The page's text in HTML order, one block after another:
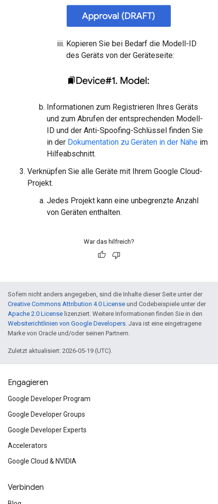
Kopieren Sie bei Bedarf die Modell-ID
des Geräts von der Geräteseite:
Informationen zum Registrieren Ihres Geräts
und zum Abrufen der entsprechenden Modell-
ID und der Anti-Spoofing-Schlüssel finden Sie
in der Dokumentation zu Geräten in der Nähe im
Hilfeabschnitt.
Verknüpfen Sie alle Geräte mit Ihrem Google Cloud-
Projekt.
Jedes Projekt kann eine unbegrenzte Anzahl
von Geräten enthalten.
War das hilfreich?
Sofern nicht anders angegeben, sind die Inhalte dieser Seite unter der
Creative Commons Attribution 4.0 License und Codebeispiele unter der
Apache 2.0 License lizenziert. Weitere Informationen finden Sie in den
Websiterichtlinien von Google Developers. Java ist eine eingetragene
Marke von Oracle und/oder seinen Partnern.
Zuletzt aktualisiert: 2026-05-19 (UTC).
Engagieren
Google Developer Program
Google Developer Groups
Google Developer Experts
Accelerators
Google Cloud & NVIDIA
Verbinden